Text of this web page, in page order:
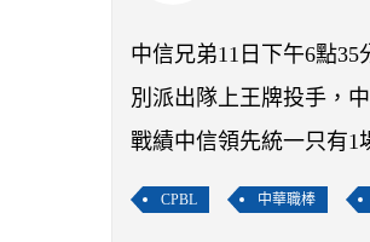
中信兄弟11日下午6點
別派出隊上王牌投手，
戰績中信領先統一只有1
CPBL 中華職棒